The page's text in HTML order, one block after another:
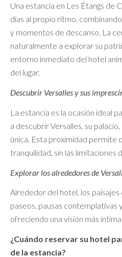
Una estancia en Les Étangs de
días al propio ritmo,
y momentos de descanso. La
naturalmente a explorar su
entorno inmediato del hotel
del lugar.
Descubrir Versalles y sus
La estancia es la ocasión ideal
a descubrir Versalles, su
única. Esta proximidad permite
tranquilidad, sin las limitaciones
Explorar los alrededores de
Alrededor del hotel, los paisajes
paseos, pausas contemplativas
ofreciendo una visión más
¿Cuándo reservar su hotel
de la estancia?